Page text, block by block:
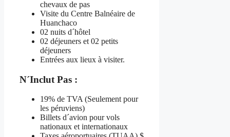
chevaux de pas
Visite du Centre Balnéaire de
Huanchaco
02 nuits d´hôtel
02 déjeuners et 02 petits
déjeuners
Entrées aux lieux à visiter.
N´Inclut Pas :
19% de TVA (Seulement pour
les péruviens)
Billets d´avion pour vols
nationaux et internationaux